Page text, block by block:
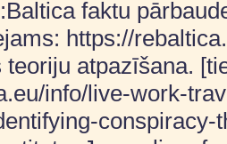
faktu
https://
atpazīšana.
info/live-work-
conspiracy-